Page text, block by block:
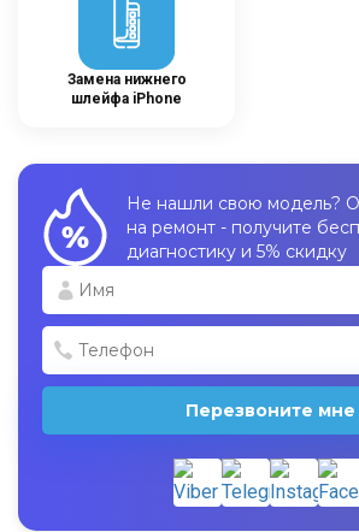
Замена нижнего
шлейфа iPhone
Не нашли свою модель?
на ремонт - получите
диагностику и 5% скидку
Перезвоните мне